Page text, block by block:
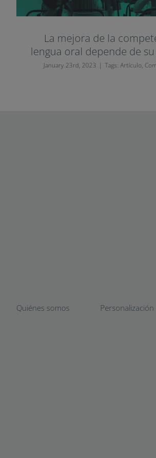
La mejora de la
lengua oral depende de
January 23rd, 2023 | Tags: Artículo,
Quiénes somos Personalización